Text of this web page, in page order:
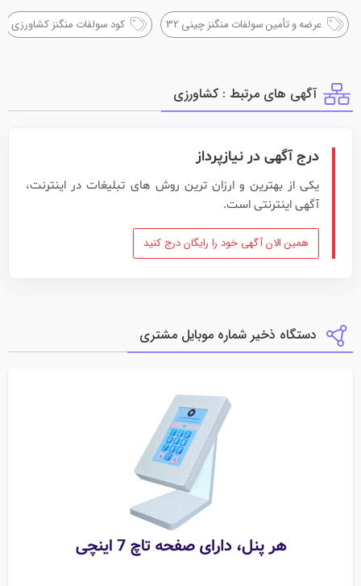
عرضه و تأمین سولفات منگنز چینی 32 کود سولفات منگنز کشاورزی
آگهی های مرتبط : كشاورزي
درج آگهی در نیازپرداز
یکی از بهترین و ارزان ترین روش های تبلیغات در اینترنت،
آگهی اینترنتی است.
همین الان آگهی خود را رایگان درج کنید
دستگاه ذخیر شماره موبایل مشتری